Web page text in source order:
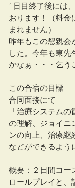
1日目終了後には
おります！（料金
まれません）
昨年もこの懇親会
した。今年も東先
かなぁ・・・乞う
この合宿の目標
合同面接にて
「治療システム
の理解、ジョイニ
ンの向上、治療継
などができるよう
概要：２日間コー
ロールプレイと、